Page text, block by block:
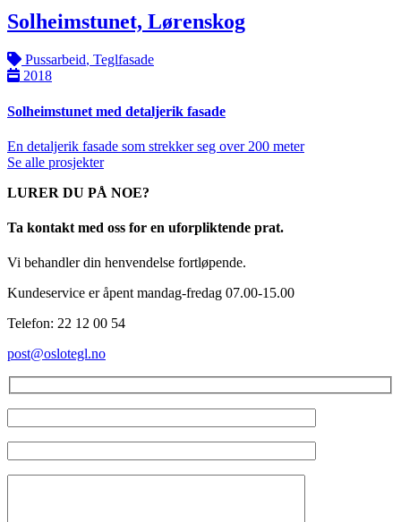
Solheimstunet, Lørenskog
Pussarbeid, Teglfasade
2018
Solheimstunet med detaljerik fasade
En detaljerik fasade som strekker seg over 200 meter
Se alle prosjekter
LURER DU PÅ NOE?
Ta kontakt med oss for en uforpliktende prat.
Vi behandler din henvendelse fortløpende.
Kundeservice er åpent mandag-fredag 07.00-15.00
Telefon: 22 12 00 54
post@oslotegl.no